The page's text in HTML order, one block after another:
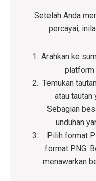
Setelah Anda
percayai,
Arahkan ke
platform
Temukan
atau tautan
Sebagian
unduhan
Pilih format
format PNG.
menawarkan